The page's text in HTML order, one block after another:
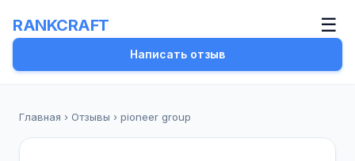
RANKCRAFT ☰
Написать отзыв
Главная › Отзывы › pioneer group